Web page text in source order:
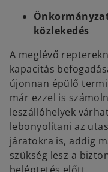
közlekedés
A meglévő
kapacitás
újonnan épülő
már ezzel is
leszállóhelyek
lebonyolítani az
járatokra is, addig
szükség lesz a